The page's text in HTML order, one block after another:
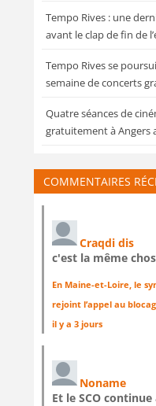
Tempo Rives : une
avant le clap de fin de
Tempo Rives se
semaine de concerts
Quatre séances de
gratuitement à Angers
COMMENTAIRES
Craqdi dis
c'est la même
En Maine-et-Loire, le
rejoint l’appel au
il y a 3 jours
Noname
Et le SCO